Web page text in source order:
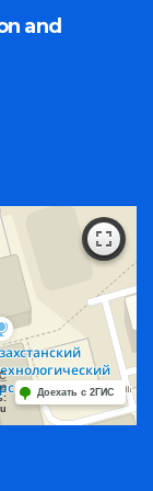
and
Доехать с 2ГИС